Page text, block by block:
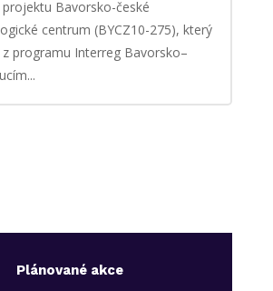
Bavorsko-české
centrum (BYCZ10-275), který
programu Interreg Bavorsko–
Plánované akce